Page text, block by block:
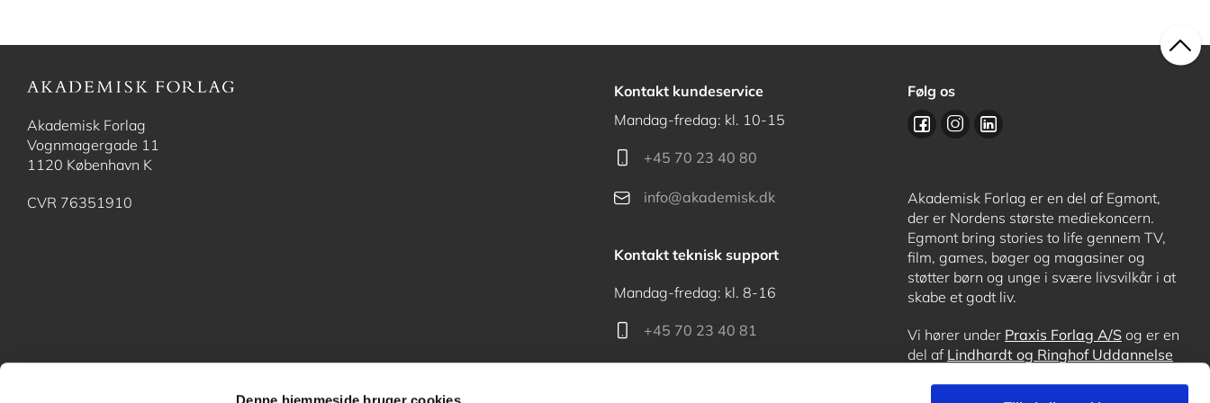
Denne hjemmeside bruger cookies
Akademisk Forlag
Vognmagergade 11
1120 København K
CVR 76351910
Kontakt kundeservice
Mandag-fredag: kl. 10-15
+45 70 23 40 80
info@akademisk.dk
Kontakt teknisk support
Mandag-fredag: kl. 8-16
+45 70 23 40 81
Følg os
Akademisk Forlag er en del af Egmont,
der er Nordens største mediekoncern.
Egmont bring stories to life gennem TV,
film, games, bøger og magasiner og
støtter børn og unge i svære livsvilkår i at
skabe et godt liv.
Vi hører under Praxis Forlag A/S og er en
del af Lindhardt og Ringhof Uddannelse